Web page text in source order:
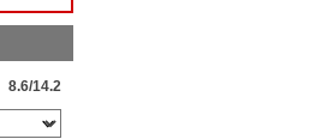
8.6/14.2